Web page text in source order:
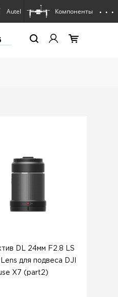
Autel Компоненты . . .
DL 24мм F2.8 LS
для подвеса DJI
X7 (part2)